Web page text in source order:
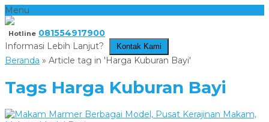
Menu
Hotline 081554917900
Informasi Lebih Lanjut?
Kontak Kami
Beranda » Article tag in 'Harga Kuburan Bayi'
Tags Harga Kuburan Bayi